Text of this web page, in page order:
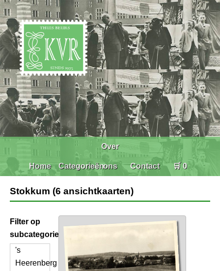
Home Categorieën
Over
ons Contact 🛒 0
Stokkum (6 ansichtkaarten)
Filter op
subcategorie
's
Heerenberg